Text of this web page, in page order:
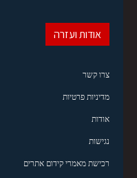
אודות ועזרה
צרו קשר
מדיניות פרטיות
אודות
נגישות
רכישת מאמרי קידום אתרים